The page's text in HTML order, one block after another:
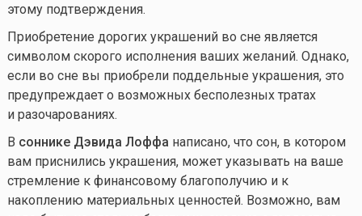
этому подтверждения.
Приобретение дорогих украшений во сне является
символом скорого исполнения ваших желаний. Однако,
если во сне вы приобрели поддельные украшения, это
предупреждает о возможных бесполезных тратах
и разочарованиях.
В соннике Дэвида Лоффа написано, что сон, в котором
вам приснились украшения, может указывать на ваше
стремление к финансовому благополучию и к
накоплению материальных ценностей. Возможно, вам